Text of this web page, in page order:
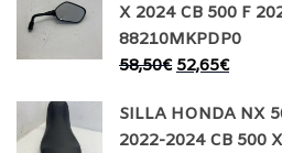
X 2024 CB 500 F
88210MKPDP0
58,50€ 52,65€
SILLA HONDA NX
2022-2024 CB 500